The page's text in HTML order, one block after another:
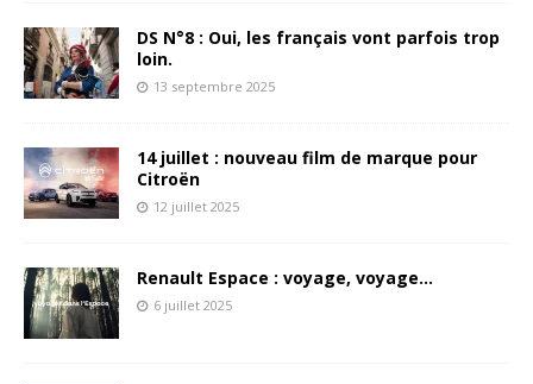
DS N°8 : Oui, les français vont parfois trop
loin.
13 septembre 2025
14 juillet : nouveau film de marque pour
Citroën
12 juillet 2025
Renault Espace : voyage, voyage…
6 juillet 2025